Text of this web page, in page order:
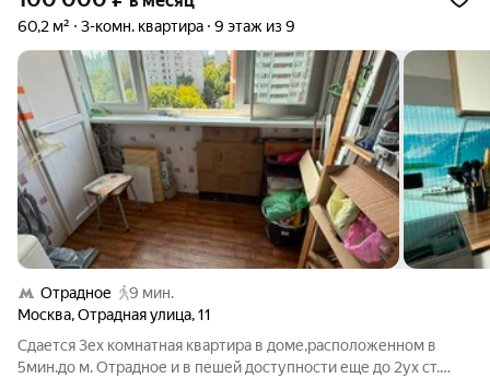
округ), в Бабушкинском районе, в Марфино, в
Марьиной Роще, в Останкинском районе, в Свиблово,
в Лианозово, в Ростокино, в Алексеевском районе
(Северо-Восточный округ) в Москве и МО
60,2 м² 3-комн. квартира 9 этаж из 9
Отрадное
9 мин.
Москва,Отрадная улица,11
Сдается 3ех комнатная квартира в доме,расположенном в
5мин.до м. Отрадное и в пешей доступности еще до 2ух ст.